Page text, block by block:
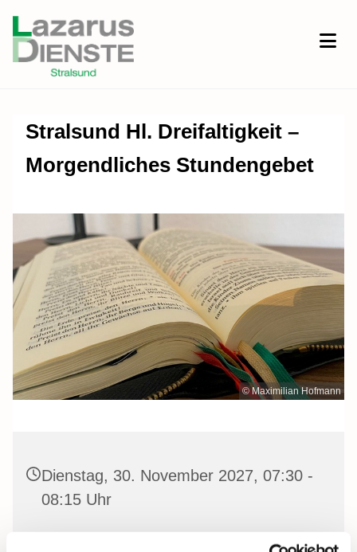
Stralsund Hl. Dreifaltigkeit –
Morgendliches Stundengebet
© Maximilian Hofmann
Dienstag, 30. November 2027, 07:30 -
08:15 Uhr
Heilige Dreifaltigkeit Kirche, Stralsund,